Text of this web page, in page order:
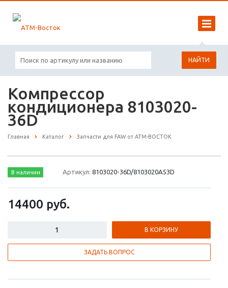
НАЙТИ
Компрессор
кондиционера 8103020-
36D
Главная Каталог Запчасти для FAW от АТМ-ВОСТОК
В наличии Артикул:8103020-36D/8103020A53D
14400 руб.
В КОРЗИНУ
ЗАДАТЬ ВОПРОС